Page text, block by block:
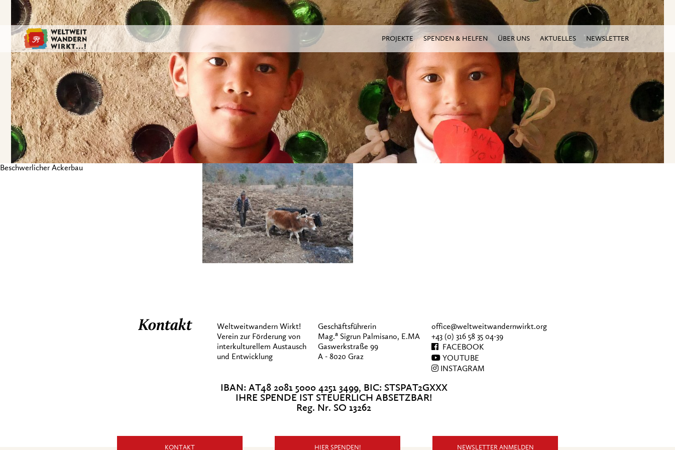
PROJEKTE SPENDEN & HELFEN ÜBER UNS AKTUELLES NEWSLETTER
Beschwerlicher Ackerbau
Kontakt
Weltweitwandern Wirkt!
Verein zur Förderung von
interkulturellem Austausch
und Entwicklung
Geschäftsführerin
Mag.a Sigrun Palmisano, E.MA
Gaswerkstraße 99
A - 8020 Graz
office@weltweitwandernwirkt.org
+43 (0) 316 58 35 04-39
FACEBOOK
YOUTUBE
INSTAGRAM
IBAN: AT48 2081 5000 4251 3499, BIC: STSPAT2GXXX
IHRE SPENDE IST STEUERLICH ABSETZBAR!
Reg. Nr. SO 13262
KONTAKT HIER SPENDEN! NEWSLETTER ANMELDEN